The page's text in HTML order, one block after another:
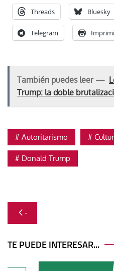
Threads Bluesky
Telegram
También puedes leer —
Trump: la doble
Autoritarismo
Donald Trump
Navegación
de
entradas
-
TE PUEDE INTERESAR...